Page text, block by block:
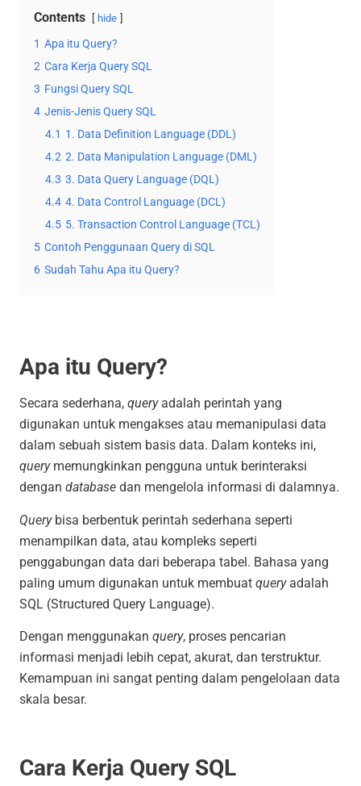
Contents hide
1 Apa itu Query?
2 Cara Kerja Query SQL
3 Fungsi Query SQL
4 Jenis-Jenis Query SQL
4.1 1. Data Definition Language (DDL)
4.2 2. Data Manipulation Language (DML)
4.3 3. Data Query Language (DQL)
4.4 4. Data Control Language (DCL)
4.5 5. Transaction Control Language (TCL)
5 Contoh Penggunaan Query di SQL
6 Sudah Tahu Apa itu Query?
Apa itu Query?
Secara sederhana, queryadalah perintah yang
digunakan untuk mengakses atau memanipulasi data
dalam sebuah sistem basis data. Dalam konteks ini,
querymemungkinkan pengguna untuk berinteraksi
dengan database dan mengelola informasi di dalamnya.
Querybisa berbentuk perintah sederhana seperti
menampilkan data, atau kompleks seperti
penggabungan data dari beberapa tabel. Bahasa yang
paling umum digunakan untuk membuat queryadalah
SQL (Structured Query Language).
Dengan menggunakan query, proses pencarian
informasi menjadi lebih cepat, akurat, dan terstruktur.
Kemampuan ini sangat penting dalam pengelolaan data
skala besar.
Cara Kerja Query SQL